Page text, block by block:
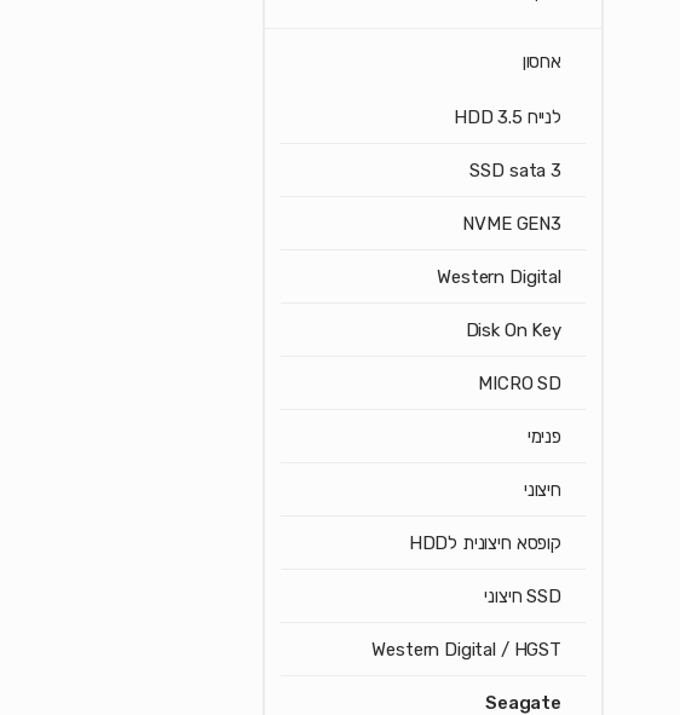
אחסון
לנייח HDD 3.5
SSD sata 3
NVME GEN3
Western Digital
Disk On Key
MICRO SD
פנימי
חיצוני
קופסא חיצונית לHDD
SSD חיצוני
Western Digital / HGST
Seagate